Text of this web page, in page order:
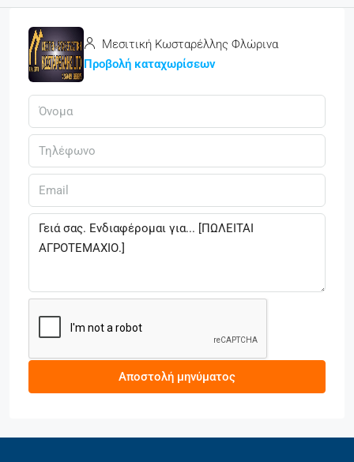
Μεσιτική Κωσταρέλλης Φλώρινα
Προβολή καταχωρίσεων
Αποστολή μηνύματος